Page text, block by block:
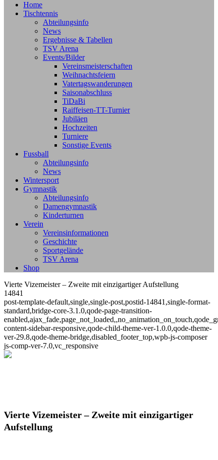
Home
Tischtennis
Abteilungsinfo
News
Ergebnisse & Tabellen
TSV Arena
Events/Bilder
Vereinsmeisterschaften
Weihnachtsfeiern
Vatertagswanderungen
Saisonabschluss
TiDaBi
Raiffeisen-TT-Turnier
Jubiläen
Hochzeiten
Turniere
Sonstige Events
Fussball
Abteilungsinfo
News
Wintersport
Gymnastik
Abteilungsinfo
Damengymnastik
Kinderturnen
Verein
Vereinsinformationen
Geschichte
Sportgelände
TSV Arena
Shop
Vierte Vizemeister – Zweite mit einzigartiger Aufstellung
14841
post-template-default,single,single-post,postid-14841,single-format-
standard,bridge-core-3.1.0,qode-page-transition-
content-sidebar-responsive,qode-child-theme-ver-1.0.0,qode-theme-
ver-29.8,qode-theme-bridge,disabled_footer_top,wpb-js-composer
js-comp-ver-7.0,vc_responsive
Vierte Vizemeister – Zweite mit einzigartiger
Aufstellung